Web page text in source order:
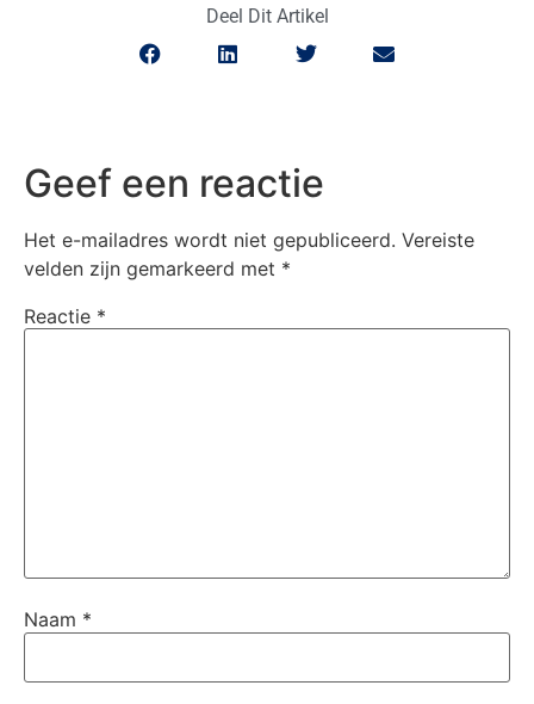
Deel Dit Artikel
Geef een reactie
Het e-mailadres wordt niet gepubliceerd. Vereiste
velden zijn gemarkeerd met *
Reactie *
Naam *